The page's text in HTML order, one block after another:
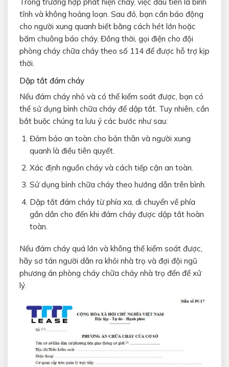
tĩnh và không hoảng loạn. Sau đó, bạn cần báo động
cho người xung quanh biết bằng cách hét lớn hoặc
bấm chuông báo cháy. Đồng thời, gọi điện cho đội
phòng cháy chữa cháy theo số 114 để được hỗ trợ kịp
thời.
Dập tắt đám cháy
Nếu đám cháy nhỏ và có thể kiểm soát được, bạn có
thể sử dụng bình chữa cháy để dập tắt. Tuy nhiên, cần
bắt buộc chúng ta lưu ý các bước như sau:
Đảm bảo an toàn cho bản thân và người xung
quanh là điều tiên quyết.
Xác định nguồn cháy và cách tiếp cận an toàn.
Sử dụng bình chữa cháy theo hướng dẫn trên bình.
Dập tắt đám cháy từ phía xa, di chuyển về phía
gần dần cho đến khi đám cháy được dập tắt hoàn
toàn.
Nếu đám cháy quá lớn và không thể kiểm soát được,
hãy sơ tán người dân ra khỏi nhà trọ và đợi đội ngũ
phương án phòng cháy chữa cháy nhà trọ đến để xử
lý.